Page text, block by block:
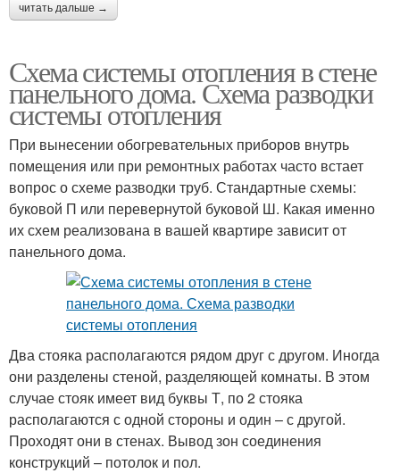
читать дальше →
Схема системы отопления в стене
панельного дома. Схема разводки
системы отопления
При вынесении обогревательных приборов внутрь
помещения или при ремонтных работах часто встает
вопрос о схеме разводки труб. Стандартные схемы:
буковой П или перевернутой буковой Ш. Какая именно
их схем реализована в вашей квартире зависит от
панельного дома.
Два стояка располагаются рядом друг с другом. Иногда
они разделены стеной, разделяющей комнаты. В этом
случае стояк имеет вид буквы Т, по 2 стояка
располагаются с одной стороны и один – с другой.
Проходят они в стенах. Вывод зон соединения
конструкций – потолок и пол.